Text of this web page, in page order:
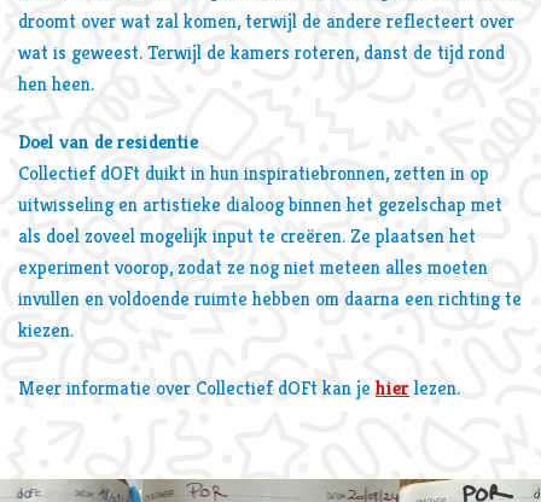
droomt over wat zal komen, terwijl de andere reflecteert over
wat is geweest. Terwijl de kamers roteren, danst de tijd rond
hen heen.
Doel van de residentie
Collectief dOFt duikt in hun inspiratiebronnen, zetten in op
uitwisseling en artistieke dialoog binnen het gezelschap met
als doel zoveel mogelijk input te creëren. Ze plaatsen het
experiment voorop, zodat ze nog niet meteen alles moeten
invullen en voldoende ruimte hebben om daarna een richting te
kiezen.
Meer informatie over Collectief dOFt kan je hier lezen.
Overslaan